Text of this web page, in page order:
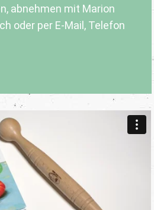
abnehmen mit Marion
oder per E-Mail, Telefon